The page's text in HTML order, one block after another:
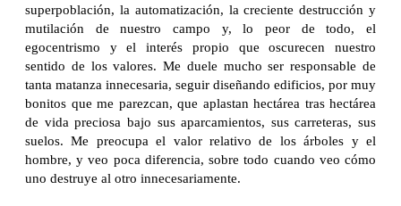
superpoblación, la automatización, la creciente destrucción y
mutilación de nuestro campo y, lo peor de todo, el
egocentrismo y el interés propio que oscurecen nuestro
sentido de los valores. Me duele mucho ser responsable de
tanta matanza innecesaria, seguir diseñando edificios, por muy
bonitos que me parezcan, que aplastan hectárea tras hectárea
de vida preciosa bajo sus aparcamientos, sus carreteras, sus
suelos. Me preocupa el valor relativo de los árboles y el
hombre, y veo poca diferencia, sobre todo cuando veo cómo
uno destruye al otro innecesariamente.